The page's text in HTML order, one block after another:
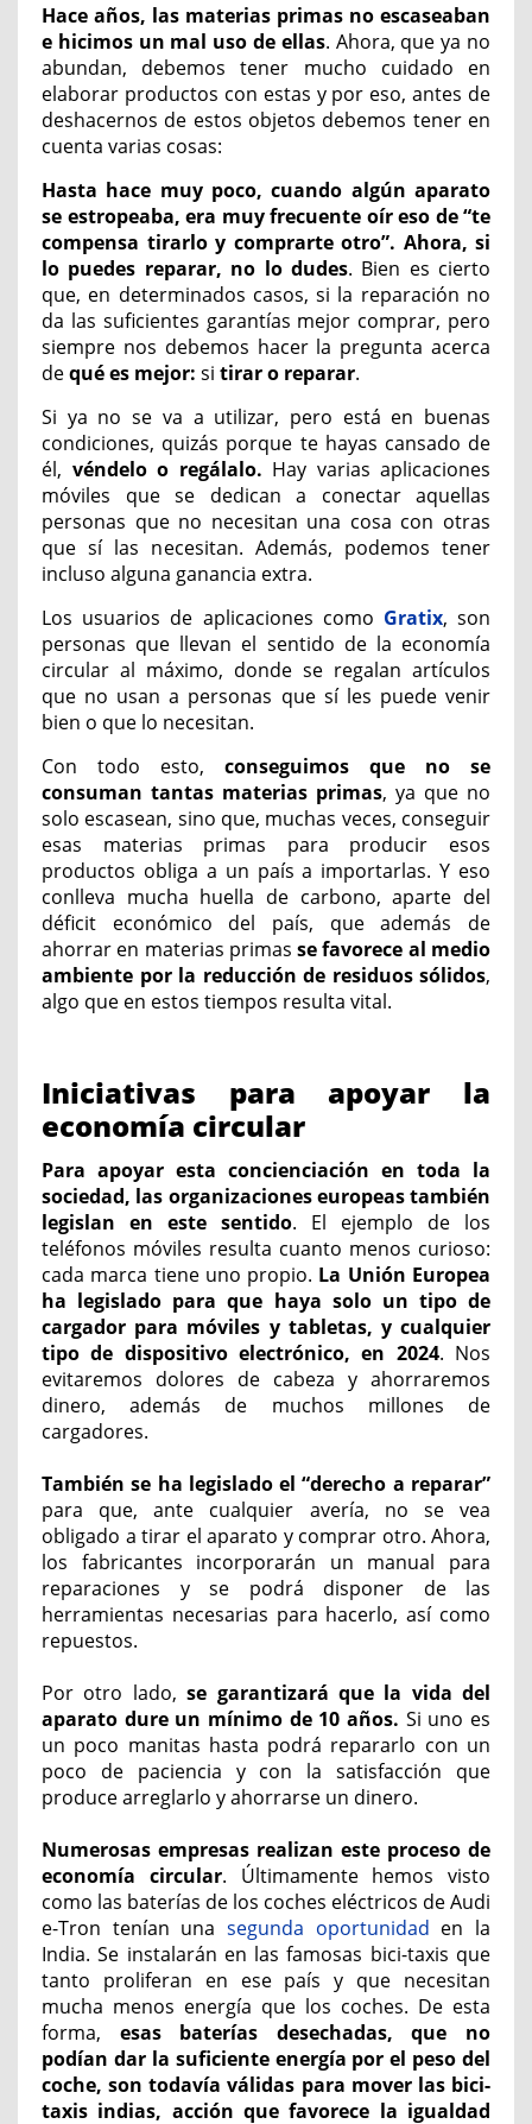
Hace años, las materias primas no escaseaban
e hicimos un mal uso de ellas. Ahora, que ya no
abundan, debemos tener mucho cuidado en
elaborar productos con estas y por eso, antes de
deshacernos de estos objetos debemos tener en
cuenta varias cosas:
Hasta hace muy poco, cuando algún aparato
se estropeaba, era muy frecuente oír eso de “te
compensa tirarlo y comprarte otro”. Ahora, si
lo puedes reparar, no lo dudes. Bien es cierto
que, en determinados casos, si la reparación no
da las suficientes garantías mejor comprar, pero
siempre nos debemos hacer la pregunta acerca
dequé es mejor: si tirar o reparar.
Si ya no se va a utilizar, pero está en buenas
condiciones, quizás porque te hayas cansado de
él, véndelo o regálalo. Hay varias aplicaciones
móviles que se dedican a conectar aquellas
personas que no necesitan una cosa con otras
que sí las necesitan. Además, podemos tener
incluso alguna ganancia extra.
Los usuarios de aplicaciones como Gratix, son
personas que llevan el sentido de la economía
circular al máximo, donde se regalan artículos
que no usan a personas que sí les puede venir
bien o que lo necesitan.
Con todo esto, conseguimos que no se
consuman tantas materias primas, ya que no
solo escasean, sino que, muchas veces, conseguir
esas materias primas para producir esos
productos obliga a un país a importarlas. Y eso
conlleva mucha huella de carbono, aparte del
déficit económico del país, que además de
ahorrar en materias primasse favorece al medio
ambiente por la reducción de residuos sólidos,
algo que en estos tiempos resulta vital.
Iniciativas para apoyar la
economía circular
Para apoyar esta concienciación en toda la
sociedad, las organizaciones europeas también
legislan en este sentido. El ejemplo de los
teléfonos móviles resulta cuanto menos curioso:
cada marca tiene uno propio. La Unión Europea
ha legislado para que haya solo un tipo de
cargador para móviles y tabletas, y cualquier
tipo de dispositivo electrónico, en 2024. Nos
evitaremos dolores de cabeza y ahorraremos
dinero, además de muchos millones de
cargadores.
También se ha legislado el “derecho a reparar”
para que, ante cualquier avería, no se vea
obligado a tirar el aparato y comprar otro. Ahora,
los fabricantes incorporarán un manual para
reparaciones y se podrá disponer de las
herramientas necesarias para hacerlo, así como
repuestos.
Por otro lado,se garantizará que la vida del
aparato dure un mínimo de 10 años. Si uno es
un poco manitas hasta podrá repararlo con un
poco de paciencia y con la satisfacción que
produce arreglarlo y ahorrarse un dinero.
Numerosas empresas realizan este proceso de
economía circular. Últimamente hemos visto
como las baterías de los coches eléctricos de Audi
e-Tron tenían una segunda oportunidad en la
India. Se instalarán en las famosas bici-taxis que
tanto proliferan en ese país y que necesitan
mucha menos energía que los coches. De esta
forma, esas baterías desechadas, que no
podían dar la suficiente energía por el peso del
coche, son todavía válidas para mover las bici-
taxis indias, acción que favorece la igualdad